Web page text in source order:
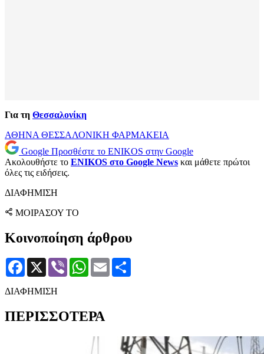
Για τη Θεσσαλονίκη
ΑΘΗΝΑ ΘΕΣΣΑΛΟΝΙΚΗ ΦΑΡΜΑΚΕΙΑ
Google Προσθέστε το ENIKOS στην Google
Ακολουθήστε το ENIKOS στο Google News και μάθετε πρώτοι
όλες τις ειδήσεις.
ΔΙΑΦΗΜΙΣΗ
ΜΟΙΡΑΣΟΥ ΤΟ
Κοινοποίηση άρθρου
Facebook
X Viber WhatsApp
Email
ΔΙΑΦΗΜΙΣΗ
ΠΕΡΙΣΣΟΤΕΡΑ